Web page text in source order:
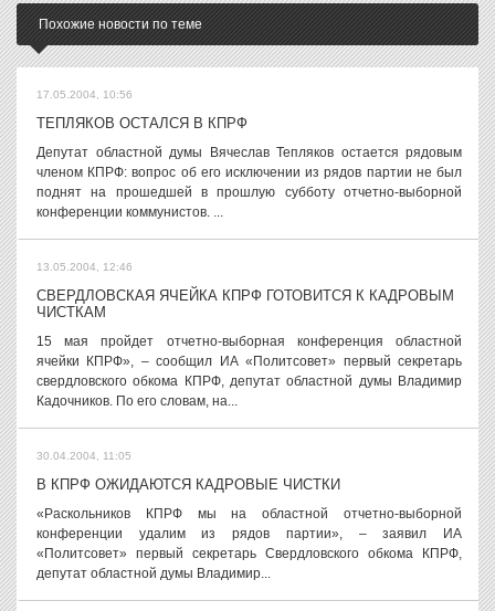
Похожие новости по теме
17.05.2004, 10:56
ТЕПЛЯКОВ ОСТАЛСЯ В КПРФ
Депутат областной думы Вячеслав Тепляков остается рядовым
членом КПРФ: вопрос об его исключении из рядов партии не был
поднят на прошедшей в прошлую субботу отчетно-выборной
конференции коммунистов. ...
13.05.2004, 12:46
СВЕРДЛОВСКАЯ ЯЧЕЙКА КПРФ ГОТОВИТСЯ К КАДРОВЫМ
ЧИСТКАМ
15 мая пройдет отчетно-выборная конференция областной
ячейки КПРФ», – сообщил ИА «Политсовет» первый секретарь
свердловского обкома КПРФ, депутат областной думы Владимир
Кадочников. По его словам, на...
30.04.2004, 11:05
В КПРФ ОЖИДАЮТСЯ КАДРОВЫЕ ЧИСТКИ
«Раскольников КПРФ мы на областной отчетно-выборной
конференции удалим из рядов партии», – заявил ИА
«Политсовет» первый секретарь Свердловского обкома КПРФ,
депутат областной думы Владимир...